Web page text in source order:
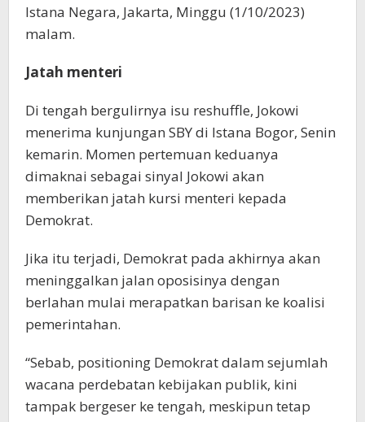
Istana Negara, Jakarta, Minggu (1/10/2023)
malam.
Jatah menteri
Di tengah bergulirnya isu reshuffle, Jokowi
menerima kunjungan SBY di Istana Bogor, Senin
kemarin. Momen pertemuan keduanya
dimaknai sebagai sinyal Jokowi akan
memberikan jatah kursi menteri kepada
Demokrat.
Jika itu terjadi, Demokrat pada akhirnya akan
meninggalkan jalan oposisinya dengan
berlahan mulai merapatkan barisan ke koalisi
pemerintahan.
“Sebab, positioning Demokrat dalam sejumlah
wacana perdebatan kebijakan publik, kini
tampak bergeser ke tengah, meskipun tetap